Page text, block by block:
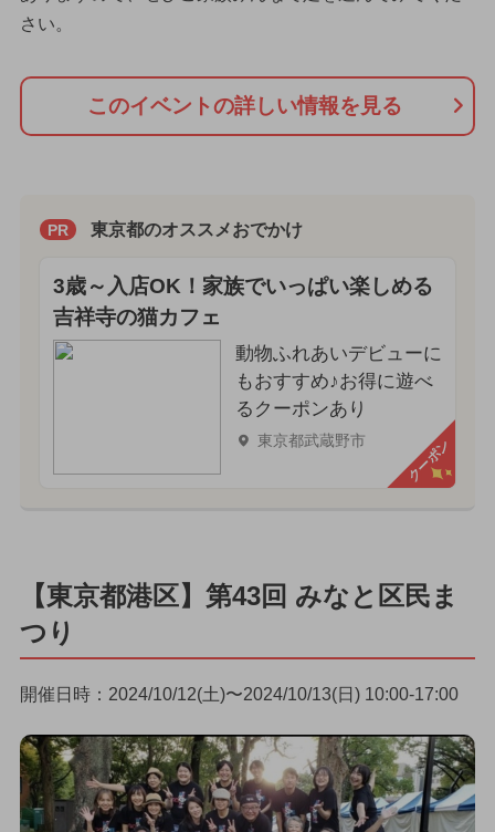
さい。
このイベントの詳しい情報を見る
PR 東京都のオススメおでかけ
3歳～入店OK！家族でいっぱい楽しめる
吉祥寺の猫カフェ
動物ふれあいデビューに
もおすすめ♪お得に遊べ
るクーポンあり
東京都武蔵野市 クーポン
【東京都港区】第43回 みなと区民ま
つり
開催日時：2024/10/12(土)〜2024/10/13(日) 10:00-17:00